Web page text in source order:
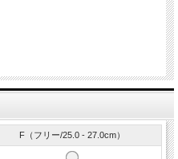
ウンユースの着用にも適しています。
も好相性。new balanceらしいファッ
F（フリー/25.0 - 27.0cm）